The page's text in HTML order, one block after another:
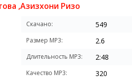
,Азизхони Ризо
Скачано: 549
Размер MP3: 2.6
Длительность MP3: 2:48
Качество MP3: 320